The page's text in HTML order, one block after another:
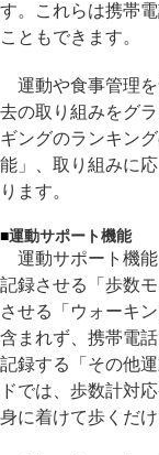
す。これらは携帯
こともできます。
運動や食事管理を
去の取り組みをグ
ギングのランキン
能」、取り組みに
ります。
■運動サポート機能
運動サポート機能
記録させる「歩数
させる「ウォーキ
含まれず、携帯電
記録する「その他
ドでは、歩数計対
身に着けて歩くだ